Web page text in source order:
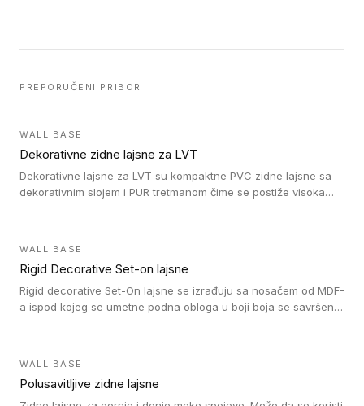
PREPORUČENI PRIBOR
WALL BASE
Dekorativne zidne lajsne za LVT
Dekorativne lajsne za LVT su kompaktne PVC zidne lajsne sa
dekorativnim slojem i PUR tretmanom čime se postiže visoka
WALL BASE
Rigid Decorative Set-on lajsne
Rigid decorative Set-On lajsne se izrađuju sa nosačem od MDF-
a ispod kojeg se umetne podna obloga u boji boja se savršeno
WALL BASE
Polusavitljive zidne lajsne